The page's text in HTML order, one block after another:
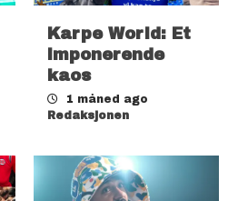
Karpe World: Et
imponerende
kaos
1 måned ago
Redaksjonen